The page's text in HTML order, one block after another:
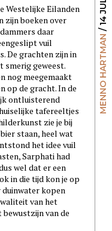
MENNO HARTMAN
Westelijke Eilanden
zijn boeken over
daar
vuil
De grachten zijn in
smerig geweest.
nog meegemaakt
op de gracht. In de
ontluisterend
tafereeltjes
zie je bij
staan, heel wat
het idee vuil
Sarphati had
wel dat er een
in die tijd kon je op
kopen
van het
van de